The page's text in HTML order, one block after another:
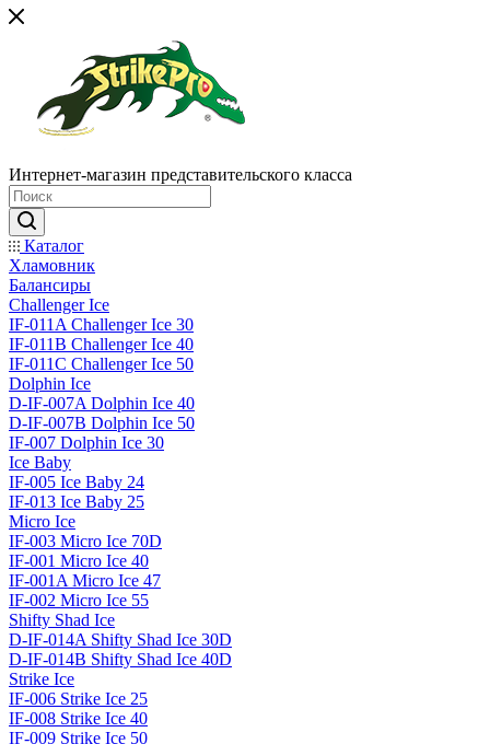
Интернет-магазин представительского класса
Каталог
Хламовник
Балансиры
Challenger Ice
IF-011A Challenger Ice 30
IF-011B Challenger Ice 40
IF-011C Challenger Ice 50
Dolphin Ice
D-IF-007A Dolphin Ice 40
D-IF-007B Dolphin Ice 50
IF-007 Dolphin Ice 30
Ice Baby
IF-005 Ice Baby 24
IF-013 Ice Baby 25
Micro Ice
IF-003 Micro Ice 70D
IF-001 Micro Ice 40
IF-001A Micro Ice 47
IF-002 Micro Ice 55
Shifty Shad Ice
D-IF-014A Shifty Shad Ice 30D
D-IF-014B Shifty Shad Ice 40D
Strike Ice
IF-006 Strike Ice 25
IF-008 Strike Ice 40
IF-009 Strike Ice 50